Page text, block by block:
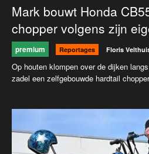
Mark bouwt Honda
chopper volgens zijn
premium Reportages Floris
Op houten klompen over de dijken
zadel een zelfgebouwde hardtail